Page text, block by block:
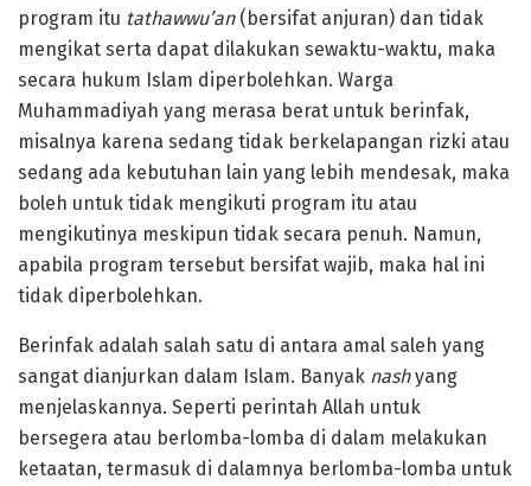
program itu tathawwu’an(bersifat anjuran) dan tidak
mengikat serta dapat dilakukan sewaktu-waktu, maka
secara hukum Islam diperbolehkan. Warga
Muhammadiyah yang merasa berat untuk berinfak,
misalnya karena sedang tidak berkelapangan rizki atau
sedang ada kebutuhan lain yang lebih mendesak, maka
boleh untuk tidak mengikuti program itu atau
mengikutinya meskipun tidak secara penuh. Namun,
apabila program tersebut bersifat wajib, maka hal ini
tidak diperbolehkan.
Berinfak adalah salah satu di antara amal saleh yang
sangat dianjurkan dalam Islam. Banyak nashyang
menjelaskannya. Seperti perintah Allah untuk
bersegera atau berlomba-lomba di dalam melakukan
ketaatan, termasuk di dalamnya berlomba-lomba untuk